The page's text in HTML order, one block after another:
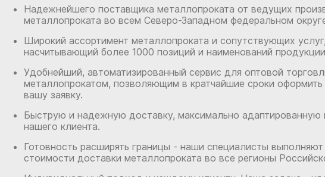
Надежнейшего поставщика металлопроката от ведущих
металлопроката во всем Северо-Западном федеральном
Широкий ассортимент металлопроката и сопутствующих услуг,
насчитывающий более 1000 позиций и наименований
Удобнейший, автоматизированный сервис для оптовой
металлопрокатом, позволяющим в кратчайшие сроки оформить
вашу заявку.
Быструю и надежную доставку, максимально
нашего клиента.
Готовность расширять границы - наши специалисты выполняют
стоимости доставки металлопроката во все регионы